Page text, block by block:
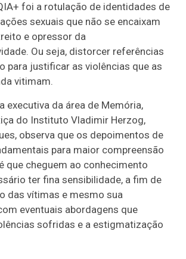
foi a rotulação de identidades de
sexuais que não se encaixam
e opressor da
Ou seja, distorcer referências
para justificar as violências que as
vitimam.
executiva da área de Memória,
do Instituto Vladimir Herzog,
observa que os depoimentos de
para maior compreensão
que cheguem ao conhecimento
ter fina sensibilidade, a fim de
das vítimas e mesmo sua
eventuais abordagens que
sofridas e a estigmatização